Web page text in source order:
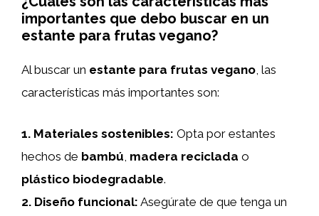
importantes que debo buscar en un
estante para frutas vegano?
Al buscar un estante para frutas vegano, las
características más importantes son:
1. Materiales sostenibles: Opta por estantes
hechos de bambú madera reciclada o
plástico biodegradable.
2. Diseño funcional: Asegúrate de que tenga un